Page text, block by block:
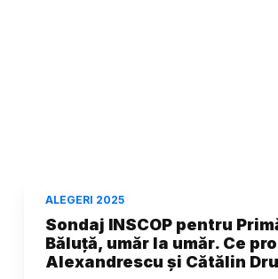
ALEGERI 2025
Sondaj INSCOP pentru
Băluță, umăr la umăr. Ce
Alexandrescu și Cătălin